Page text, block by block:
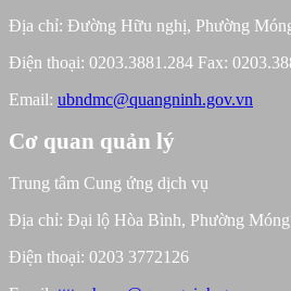
Địa chỉ: Đường Hữu nghị, Phường
Điện thoại: 0203.3881.284 Fax:
Email: ubndmc@quangninh.gov.vn
Cơ quan quản lý
Trung tâm Cung ứng dịch vụ
Địa chỉ: Đại lộ Hòa Bình, Phường Móng
Điện thoại: 0203 3772126